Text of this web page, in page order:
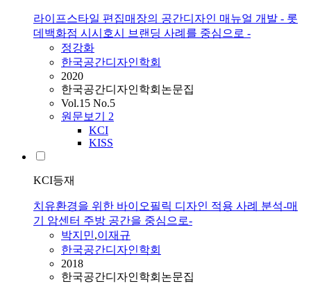
라이프스타일 편집매장의 공간디자인 매뉴얼 개발 - 롯
데백화점 시시호시 브랜딩 사례를 중심으로 -
정강화
한국공간디자인학회
2020
한국공간디자인학회논문집
Vol.15 No.5
원문보기 2
KCI
KISS
KCI등재
치유환경을 위한 바이오필릭 디자인 적용 사례 분석-매
기 암센터 주방 공간을 중심으로-
박지민,이재규
한국공간디자인학회
2018
한국공간디자인학회논문집